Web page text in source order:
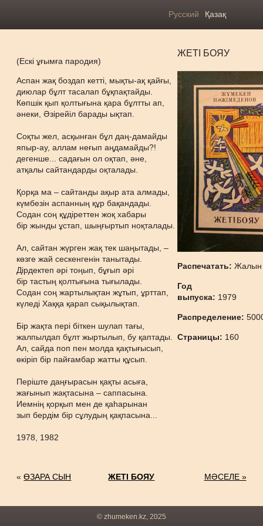
Русский Қазақ
(Ескі ұғымға пародия)
Аспан жақ боздап кетті, мықты-ақ қайғы,
диюлар бұлт тасалап бұқпақтайды.
Көпшік қып қолтығына қара бұлтты ап,
әнеки, Әзірейіл барады ықтап.
Соқты жел, асқынған бұл даң-дамайды
япыр-ау, аллам неғып аңдамайды?!
дегенше... садағын ол оқтап, әне,
атқалы сайтандарды оқталады.
Қорқа ма – сайтанды ақыр ата алмады,
күмбезін аспанның құр бақандады.
Содан соң құдіреттен жоқ хабары
бір жынды ұстап, шыңғыртып ноқталады.
Ал, сайтан жүрген жақ тек шаңытады, –
көзге жай сескенгенін танытады.
Дірдектеп әрі тоңып, бұғып әрі
бір тастың қолтығына тығылады.
Содан соң жартылықтан жұтып, ұрттап,
күледі Хаққа қарап сықылықтап.
Бір жақта пері біткен шулап тағы,
жалпылдап бұлт жыртылып, бу қаптады.
Ал, сайда поп пен молда қақтығысып,
өкіріп бір пайғамбар жатты құсып.
Періште даңғырасын қақты асыға,
жағынып жақтасына – саппасына.
Иемнің қорқып мен де қаһарынан
зып бердім бір сұлудың қақпасына...
1978, 1982
ЖЕТІ БОЯУ
Распечатать:Жалын
Год
выпуска: 1979
Распределение:
Страницы: 160
«ӨЗАРА СЫН ЖЕТІ БОЯУ МӘСЕЛЕ »
© zhumeken.kz, 2025